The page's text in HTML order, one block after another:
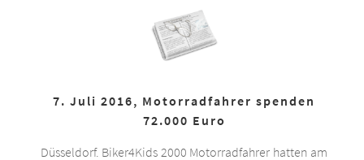
7. Juli 2016, Motorradfahrer spenden
72.000 Euro
Düsseldorf. Biker4Kids 2000 Motorradfahrer hatten am